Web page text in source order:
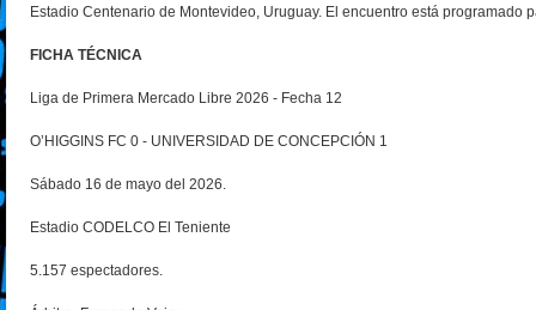
Estadio Centenario de Montevideo, Uruguay. El encuentro está programado
FICHA TÉCNICA
Liga de Primera Mercado Libre 2026 - Fecha 12
O’HIGGINS FC 0 - UNIVERSIDAD DE CONCEPCIÓN 1
Sábado 16 de mayo del 2026.
Estadio CODELCO El Teniente
5.157 espectadores.